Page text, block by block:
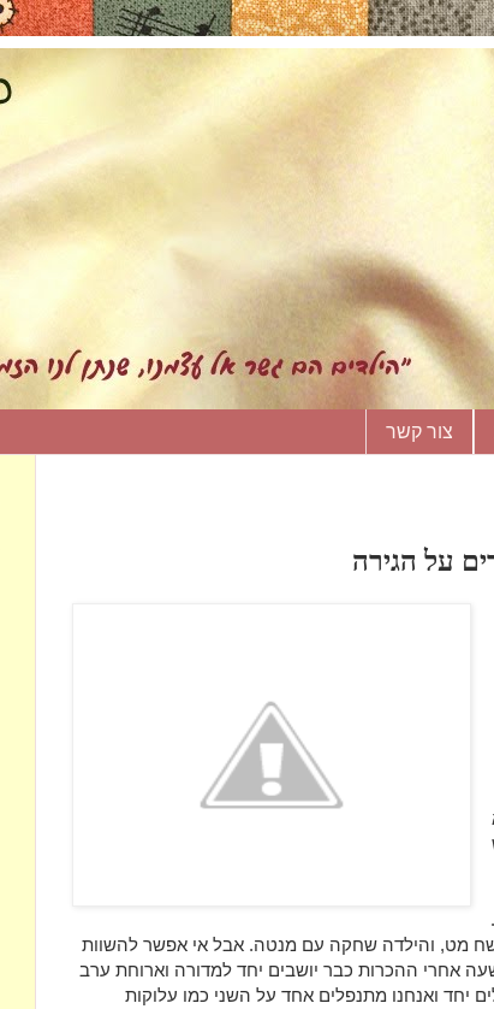
צור קשר
על הגירה
מט, והילדה שחקה עם מנטה. אבל אי אפשר להשוות
אחרי ההכרות כבר יושבים יחד למדורה וארוחת ערב
יחד ואנחנו מתנפלים אחד על השני כמו עלוקות